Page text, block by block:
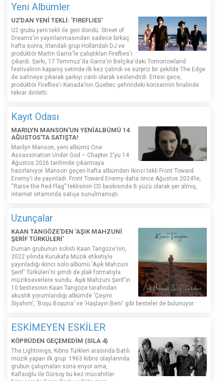
Yeni Albümler
U2'DAN YENİ TEKLİ: 'FIREFLIES'
U2 grubu yeni tekli ile geri döndü. Street of
Dreams'in yayınlanmasından sadece birkaç
hafta sonra, İrlandalı grup Hollandalı DJ ve
prodüktör Martin Garrix'le çalıştıkları Fireflies'ı
çıkardı. Şarkı, 17 Temmuz'da Garrix'in Belçika'daki Tomorrowland
festivalinin kapanış setinde ilk kez çalındı ​​ve sürpriz bir şekilde The Edge
de sahneye çıkarak şarkıyı canlı olarak seslendirdi. Ertesi gece,
prodüktör Fireflies'ı Kanada'nın Quebec şehrindeki konserinin finalinde
tekrar dinletti.
Kayıt Odası
MARILYN MANSON'UN YENİALBÜMÜ 14
AĞUSTOS'TA SATIŞTA!
Marilyn Manson, yeni albümü One
Assassination Under God – Chapter 2'yu 14
Ağustos 2026 tarihinde çıkarmaya
hazırlanıyor. Manson geçen hafta albümden ikinci tekli Front Toward
Enemy'i de yayınladı. Front Toward Enemy daha önce Ağustos 2024’te,
“Raise the Red Flag” teklisinin CD baskısında B yüzü olarak şer almış,
internet ortamında satışa sunulmamıştı.
Uzunçalar
KAAN TANGÖZE'DEN 'AŞIK MAHZUNİ
ŞERİF TÜRKÜLERİ'
Duman grubunun solisti Kaan Tangöze'nin,
2022 yılında Kurukafa Müzik etiketiyle
yayınladığı ikinci solo albümü 'Aşık Mahzuni
Şerif' Türküleri'ni şimdi de plak formatıyla
müzikseverlere sundu. Aşık Mahzuni Şerif'in
10 bestesinin Kaan Tangöze tarafından
akustik yorumlandığı albümde 'Çeşmi
Siyahım', 'Boşu Boşuna' ve 'Haşlayın Beni' gibi besteler de bulunuyor.
ESKİMEYEN ESKİLER
KÖPRÜDEN GEÇEMEDİM (SILA 4)
The Lightnings, Kıbrıs Türkleri arasında Batılı
müzik yapan ilk grup. 1963 Kıbrıs olaylarında
grubun çalışmaları sona eriyor ama,
Kalfaoğlu ile Gürsoy bu kez mücahitler